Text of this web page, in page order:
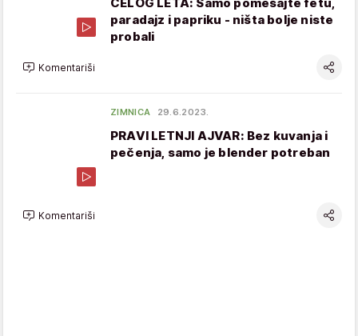
paradajz i papriku - ništa bolje niste
probali
Komentariši
ZIMNICA 29.6.2023.
PRAVI LETNJI AJVAR: Bez kuvanja i
pečenja, samo je blender potreban
Komentariši